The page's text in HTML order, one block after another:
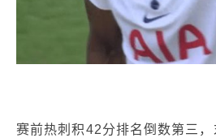
赛前热刺积42分排名倒数第三